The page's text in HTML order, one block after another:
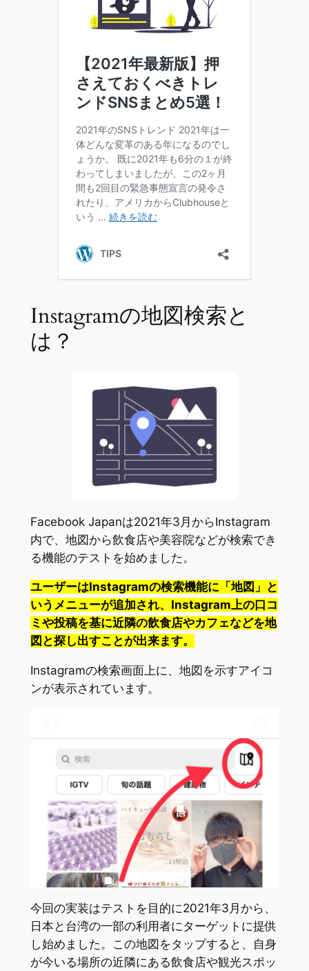
Instagramの地図検索と
は？
Facebook Japanは2021年3月からInstagram
内で、地図から飲食店や美容院などが検索でき
る機能のテストを始めました。
ユーザーはInstagramの検索機能に「地図」と
いうメニューが追加され、Instagram上の口コ
ミや投稿を基に近隣の飲食店やカフェなどを地
図と探し出すことが出来ます。
Instagramの検索画面上に、地図を示すアイコ
ンが表示されています。
今回の実装はテストを目的に2021年3月から、
日本と台湾の一部の利用者にターゲットに提供
し始めました。この地図をタップすると、自身
が今いる場所の近隣にある飲食店や観光スポッ